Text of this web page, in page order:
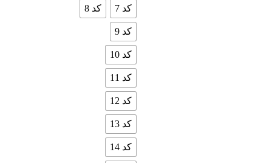
کد 7 کد 8
کد 9
کد 10
کد 11
کد 12
کد 13
کد 14